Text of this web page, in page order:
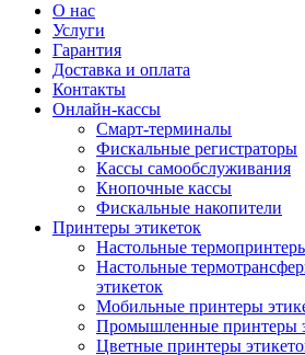
О нас
Услуги
Гарантия
Доставка и оплата
Контакты
Онлайн-кассы
Смарт-терминалы
Фискальные регистраторы
Кассы самообслуживания
Кнопочные кассы
Фискальные накопители
Принтеры этикеток
Настольные
Настольные
этикеток
Мобильные принтеры
Промышленные принтеры
Цветные принтеры